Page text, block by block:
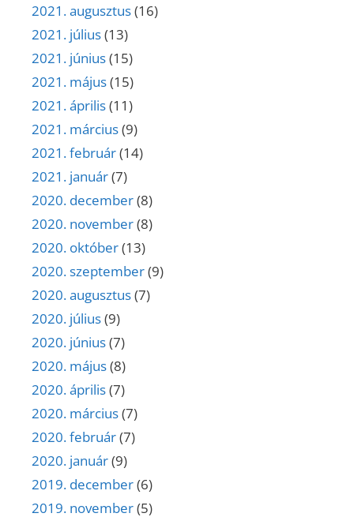
2021. augusztus(16)
2021. július(13)
2021. június(15)
2021. május(15)
2021. április(11)
2021. március(9)
2021. február(14)
2021. január(7)
2020. december(8)
2020. november(8)
2020. október(13)
2020. szeptember(9)
2020. augusztus(7)
2020. július(9)
2020. június(7)
2020. május(8)
2020. április(7)
2020. március(7)
2020. február(7)
2020. január(9)
2019. december(6)
2019. november(5)